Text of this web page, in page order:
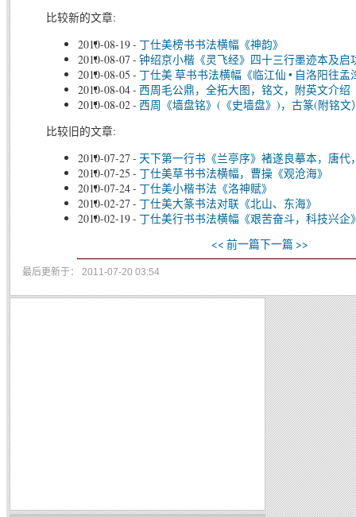
比较新的文章:
2010-08-19- 丁仕美榜书书法横幅《神韵》
2010-08-07 - 钟绍京小楷《灵飞经》四十三行墨迹本及启
2010-08-05 - 丁仕美 草书书法横幅《临江仙 • 自洛阳往孟
2010-08-04- 西周毛公鼎，全拓大图，铭文，附英文介绍
2010-08-02- 西周《墙盘铭》(《史墙盘》)，古篆(附铭文
比较旧的文章:
2010-07-27 - 天下第一行书《兰亭序》褚遂良摹本，唐代
2010-07-25 - 丁仕美草书书法横幅，曹操《观沧海》
2010-07-24- 丁仕美小楷书法《洛神赋》
2010-02-27 - 丁仕美大篆书法对联《北山、东海》
2010-02-19- 丁仕美行书书法横幅《艰苦奋斗，科技兴企
<< 前一篇下一篇 >>
最后更新于： 2011-07-20 03:54